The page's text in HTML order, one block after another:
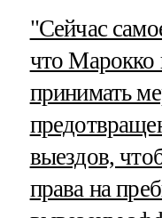
"Сейчас
что Марокко
принимать
выездов,
права на